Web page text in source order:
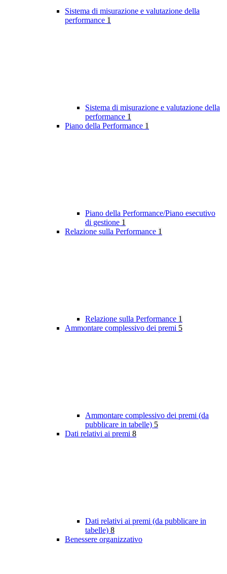
Sistema di misurazione e valutazione della
performance 1
Sistema di misurazione e valutazione della
performance 1
Piano della Performance 1
Piano della Performance/Piano esecutivo
di gestione 1
Relazione sulla Performance 1
Relazione sulla Performance 1
Ammontare complessivo dei premi 5
Ammontare complessivo dei premi (da
pubblicare in tabelle) 5
Dati relativi ai premi 8
Dati relativi ai premi (da pubblicare in
tabelle) 8
Benessere organizzativo